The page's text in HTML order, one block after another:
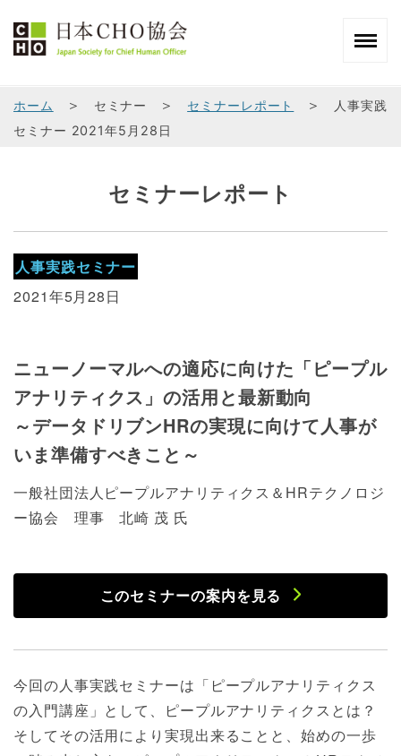
ホーム ＞ セミナー ＞ セミナーレポート ＞
人事実践
セミナー 2021年5月28日
セミナーレポート
人事実践セミナー
2021年5月28日
ニューノーマルへの適応に向けた「ピープル
アナリティクス」の活用と最新動向
～データドリブンHRの実現に向けて人事が
いま準備すべきこと～
一般社団法人ピープルアナリティクス＆HRテクノロジ
ー協会 理事 北崎 茂 氏
このセミナーの案内を見る
今回の人事実践セミナーは「ピープルアナリティクス
の入門講座」として、ピープルアナリティクスとは？
そしてその活用により実現出来ることと、始めの一歩